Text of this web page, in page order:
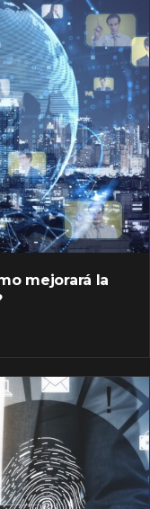
mejorará la